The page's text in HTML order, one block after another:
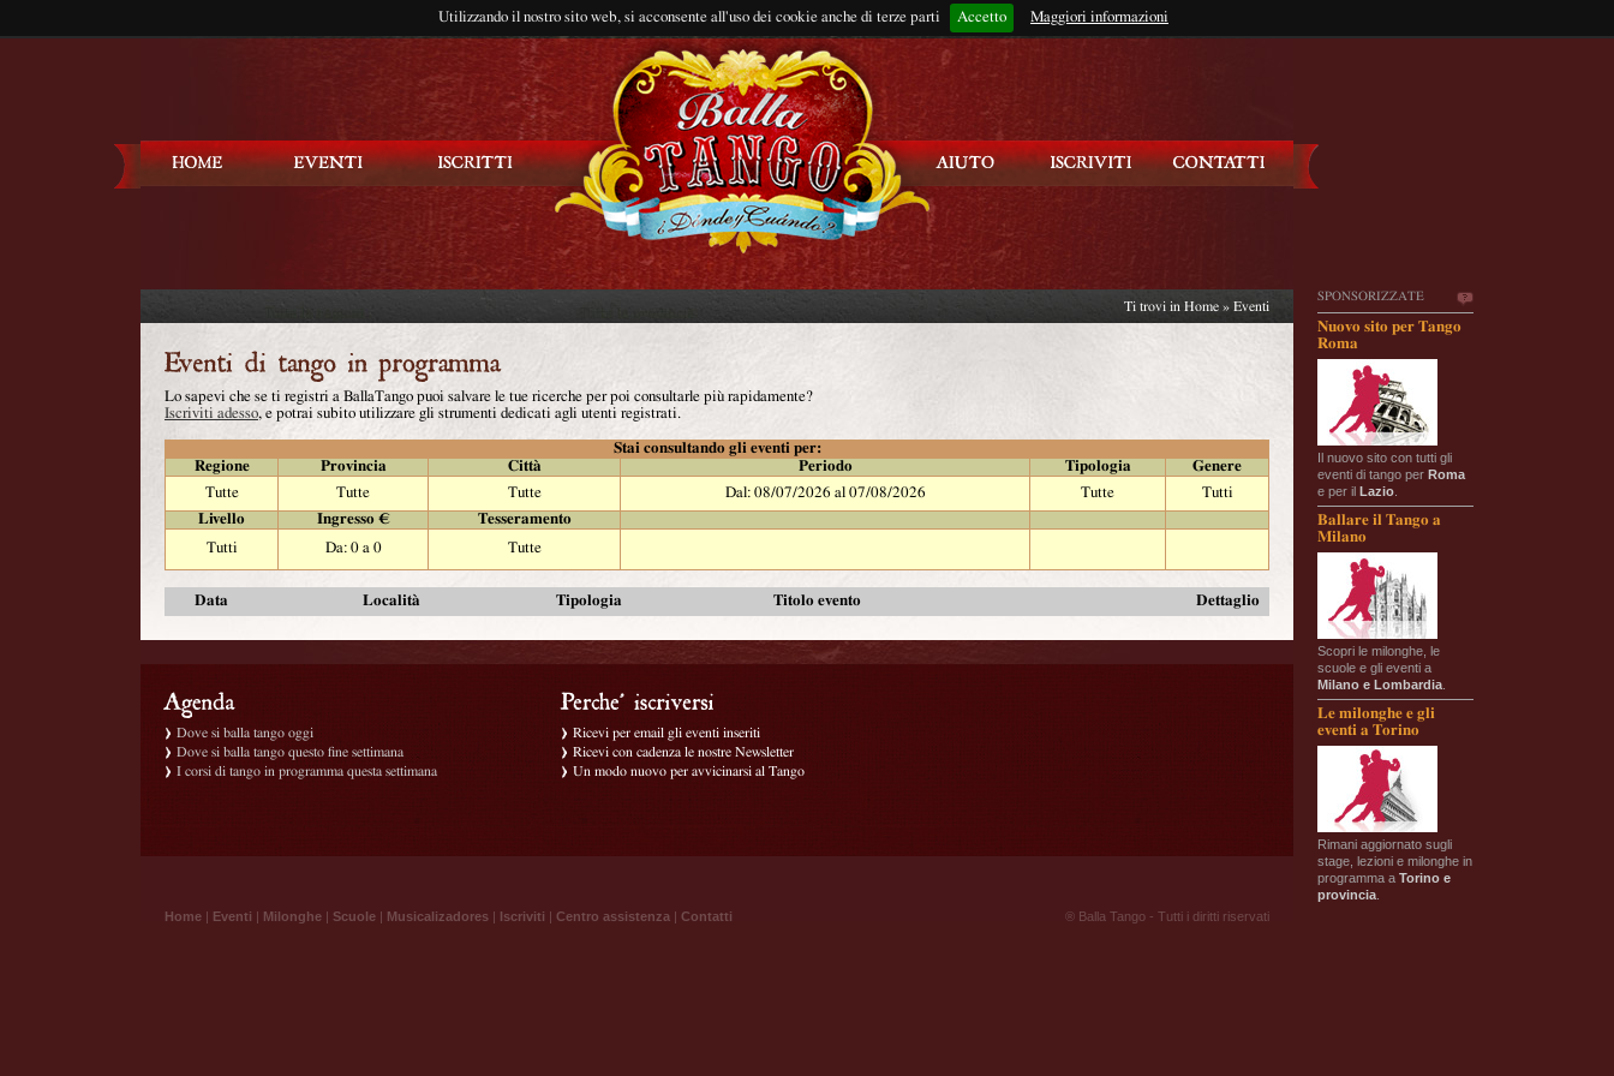
Utilizzando il nostro sito web, si acconsente all'uso dei cookie anche di terze parti Accetto Maggiori informazioni
Rimani connesso?
SPONSORIZZATE
Nuovo sito per Tango
Roma
Il nuovo sito con tutti gli
eventi di tango per Roma
e per il Lazio
Ballare il Tango a
Milano
Scopri le milonghe, le
scuole e gli eventi a
Milano e Lombardia
Le milonghe e gli
eventi a Torino
Rimani aggiornato sugli
stage, lezioni e milonghe in
programma a Torino e
provincia
Ti trovi in Home » Eventi
Lo sapevi che se ti registri a BallaTango puoi salvare le tue ricerche per poi consultarle più rapidamente?
Iscriviti adesso, e potrai subito utilizzare gli strumenti dedicati agli utenti registrati.
Stai consultando gli eventi per:
Regione
Provincia Città Periodo Tipologia
Genere
Tutte
Tutte Tutte Dal: 08/07/2026 al 07/08/2026 Tutte
Tutti
Livello
Ingresso €
Tesseramento
Tutti
Da: 0 a 0 Tutte
Data Località Tipologia Titolo evento Dettaglio
Dove si balla tango oggi
Dove si balla tango questo fine settimana
I corsi di tango in programma questa settimana
Ricevi per email gli eventi inseriti
Ricevi con cadenza le nostre Newsletter
Un modo nuovo per avvicinarsi al Tango
Home | Eventi | Milonghe | Scuole | Musicalizadores | Iscriviti | Centro assistenza | Contatti ® Balla Tango - Tutti i diritti riservati